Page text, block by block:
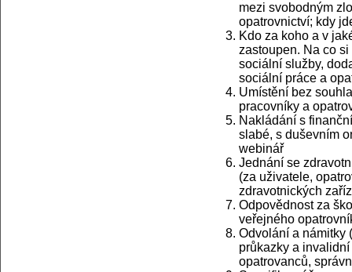
mezi svobodným
opatrovnictví; kdy
Kdo za koho a v
zastoupen. Na co
sociální služby,
sociální práce a
Umístění bez
pracovníky a
Nakládání s
slabé, s duševním
webinář
Jednání se
(za uživatele,
zdravotnických
Odpovědnost za
veřejného
Odvolání a námitky
průkazky a
opatrovanců,